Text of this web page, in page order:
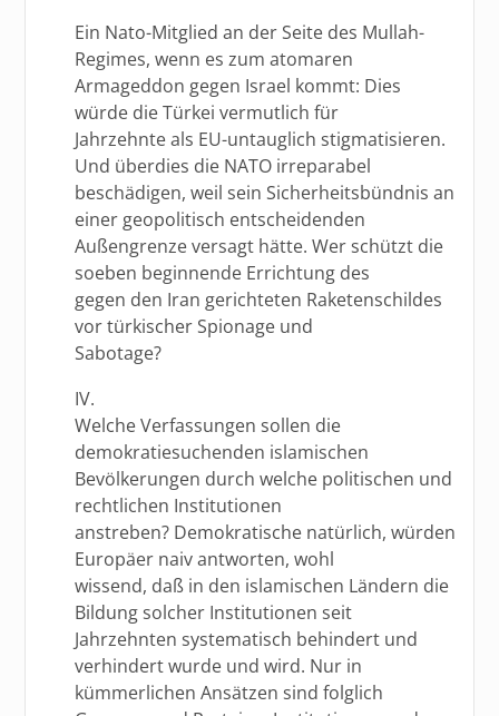
Ein Nato-Mitglied an der Seite des Mullah-
Regimes, wenn es zum atomaren
Armageddon gegen Israel kommt: Dies
würde die Türkei vermutlich für
Jahrzehnte als EU-untauglich stigmatisieren.
Und überdies die NATO irreparabel
beschädigen, weil sein Sicherheitsbündnis an
einer geopolitisch entscheidenden
Außengrenze versagt hätte. Wer schützt die
soeben beginnende Errichtung des
gegen den Iran gerichteten Raketenschildes
vor türkischer Spionage und
Sabotage?
IV.
Welche Verfassungen sollen die
demokratiesuchenden islamischen
Bevölkerungen durch welche politischen und
rechtlichen Institutionen
anstreben? Demokratische natürlich, würden
Europäer naiv antworten, wohl
wissend, daß in den islamischen Ländern die
Bildung solcher Institutionen seit
Jahrzehnten systematisch behindert und
verhindert wurde und wird. Nur in
kümmerlichen Ansätzen sind folglich